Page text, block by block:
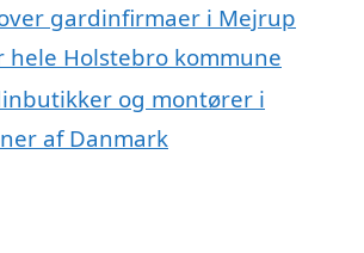
gardinfirmaer i Mejrup
hele Holstebro kommune
og montører i
af Danmark